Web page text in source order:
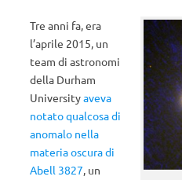
Tre anni fa, era
l’aprile 2015, un
team di astronomi
della Durham
Universityaveva
notato qualcosa di
anomalo nella
materia oscura di
Abell 3827, un